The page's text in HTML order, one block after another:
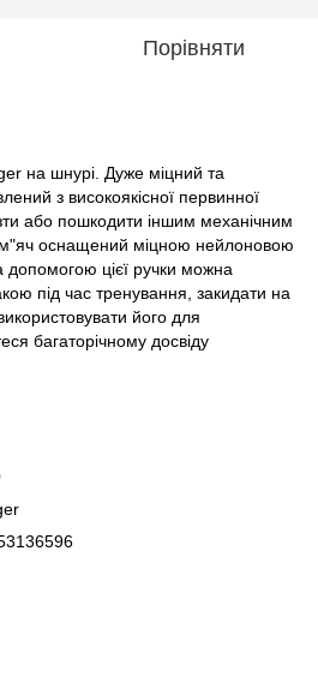
Порівняти
на шнурі. Дуже міцний та
з високоякісної первинної
або пошкодити іншим механічним
оснащений міцною нейлоновою
допомогою цієї ручки можна
під час тренування, закидати на
його для
багаторічному досвіду